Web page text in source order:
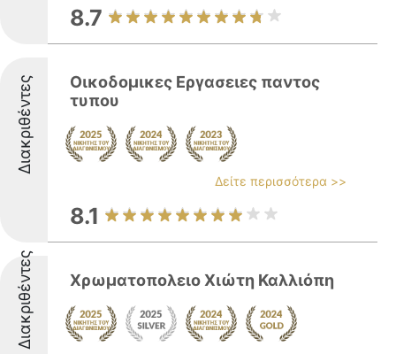
8.7
Διακριθέντες
Οικοδομικες Εργασειες παντος
τυπου
Δείτε περισσότερα >>
8.1
Διακριθέντες Χρωματοπολειο Χιώτη Καλλιόπη